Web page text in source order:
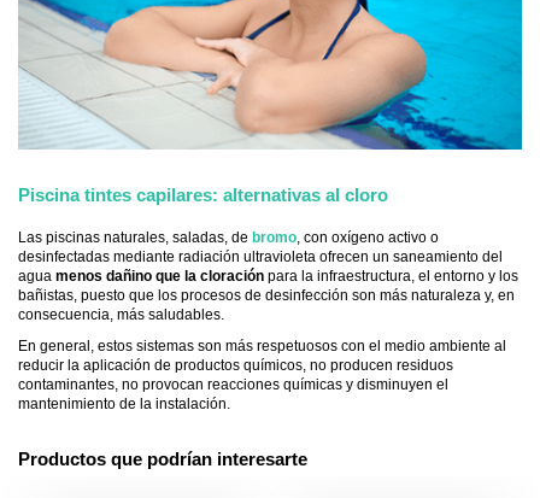
Piscina tintes capilares: alternativas al cloro
Las piscinas naturales, saladas, de bromo, con oxígeno activo o
desinfectadas mediante radiación ultravioleta ofrecen un saneamiento del
agua menos dañino que la cloración para la infraestructura, el entorno y los
bañistas, puesto que los procesos de desinfección son más naturaleza y, en
consecuencia, más saludables.
En general, estos sistemas son más respetuosos con el medio ambiente al
reducir la aplicación de productos químicos, no producen residuos
contaminantes, no provocan reacciones químicas y disminuyen el
mantenimiento de la instalación.
Productos que podrían interesarte